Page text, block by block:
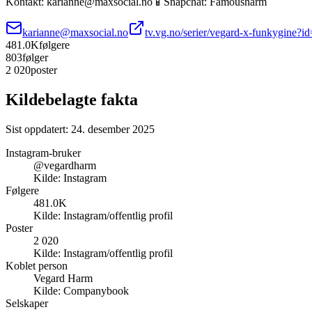
karianne@maxsocial.no
tv.vg.no/serier/vegard-x-
481.0Kfølgere
803følger
2 020poster
Kildebelagte fakta
Sist oppdatert: 24. desember 2025
Instagram-bruker
@vegardharm
Kilde: Instagram
Følgere
481.0K
Kilde: Instagram/offentlig profil
Poster
2 020
Kilde: Instagram/offentlig profil
Koblet person
Vegard Harm
Kilde: Companybook
Selskaper